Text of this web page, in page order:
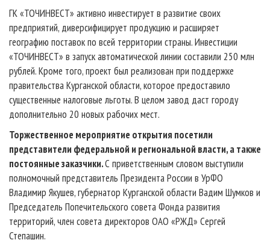
ГК «ТОЧИНВЕСТ» активно инвестирует в развитие своих
предприятий, диверсифицирует продукцию и расширяет
географию поставок по всей территории страны. Инвестиции
«ТОЧИНВЕСТ» в запуск автоматической линии составили 250 млн
рублей. Кроме того, проект был реализован при поддержке
правительства Курганской области, которое предоставило
существенные налоговые льготы. В целом завод даст городу
дополнительно 20 новых рабочих мест.
Торжественное мероприятие открытия посетили
представители федеральной и региональной власти, а также
постоянные заказчики.С приветственным словом выступили
полномочный представитель Президента России в УрФО
Владимир Якушев, губернатор Курганской области Вадим Шумков и
Председатель Попечительского совета Фонда развития
территорий, член совета директоров ОАО «РЖД» Сергей
Степашин.